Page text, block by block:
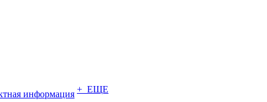
информация + ЕЩЕ